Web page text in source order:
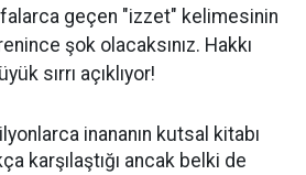
geçen "izzet" kelimesinin
şok olacaksınız. Hakkı
sırrı açıklıyor!
inananın kutsal kitabı
karşılaştığı ancak belki de